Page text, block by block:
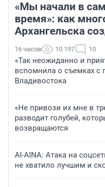
«Мы начали в
время»: как
Архангельска
16 часов 10 197 10
«Так неожиданно и
вспомнила о съемках с
Владивостока
«Не привози их мне в
разводит голубей,
возвращаются
AI-AINA: Атака на
не хватило лучшим и